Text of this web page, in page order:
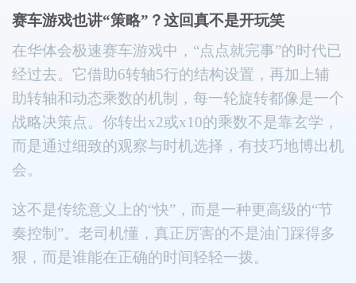
赛车游戏也讲“策略”？这回真不是开玩笑
在华体会极速赛车游戏中，“点点就完事”的时代已
经过去。它借助6转轴5行的结构设置，再加上辅
助转轴和动态乘数的机制，每一轮旋转都像是一个
战略决策点。你转出x2或x10的乘数不是靠玄学，
而是通过细致的观察与时机选择，有技巧地博出机
会。
这不是传统意义上的“快”，而是一种更高级的“节
奏控制”。老司机懂，真正厉害的不是油门踩得多
狠，而是谁能在正确的时间轻轻一拨。